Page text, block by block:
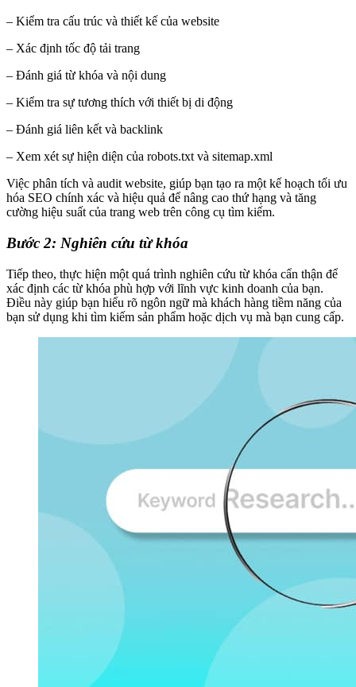
– Kiểm tra cấu trúc và thiết kế của website
– Xác định tốc độ tải trang
– Đánh giá từ khóa và nội dung
– Kiểm tra sự tương thích với thiết bị di động
– Đánh giá liên kết và backlink
– Xem xét sự hiện diện của robots.txt và sitemap.xml
Việc phân tích và audit website, giúp bạn tạo ra một kế hoạch tối ưu
hóa SEO chính xác và hiệu quả để nâng cao thứ hạng và tăng
cường hiệu suất của trang web trên công cụ tìm kiếm.
Bước 2: Nghiên cứu từ khóa
Tiếp theo, thực hiện một quá trình nghiên cứu từ khóa cẩn thận để
xác định các từ khóa phù hợp với lĩnh vực kinh doanh của bạn.
Điều này giúp bạn hiểu rõ ngôn ngữ mà khách hàng tiềm năng của
bạn sử dụng khi tìm kiếm sản phẩm hoặc dịch vụ mà bạn cung cấp.